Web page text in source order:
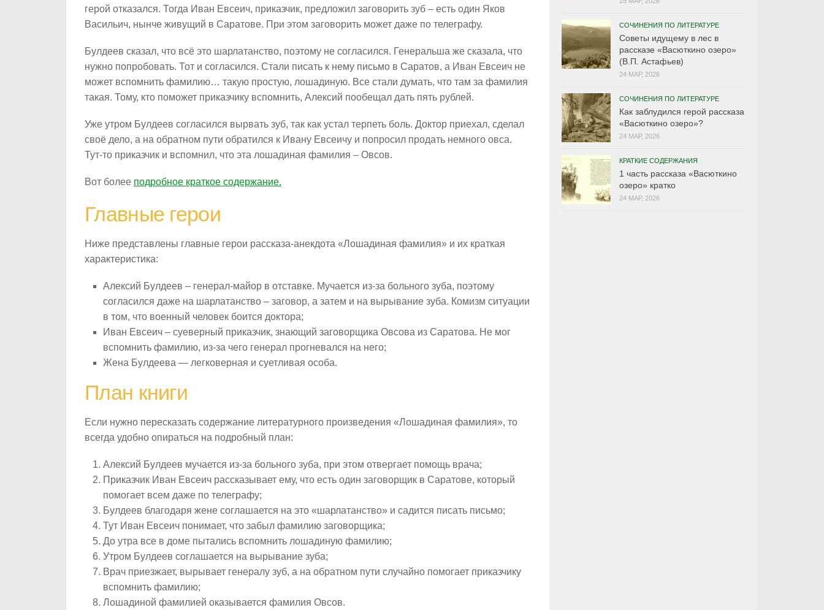
герой отказался. Тогда Иван Евсеич, приказчик, предложил заговорить зуб – есть один Яков
Васильич, нынче живущий в Саратове. При этом заговорить может даже по телеграфу.
Булдеев сказал, что всё это шарлатанство, поэтому не согласился. Генеральша же сказала, что
нужно попробовать. Тот и согласился. Стали писать к нему письмо в Саратов, а Иван Евсеич не
может вспомнить фамилию… такую простую, лошадиную. Все стали думать, что там за фамилия
такая. Тому, кто поможет приказчику вспомнить, Алексий пообещал дать пять рублей.
Уже утром Булдеев согласился вырвать зуб, так как устал терпеть боль. Доктор приехал, сделал
своё дело, а на обратном пути обратился к Ивану Евсеичу и попросил продать немного овса.
Тут-то приказчик и вспомнил, что эта лошадиная фамилия – Овсов.
Вот более подробное краткое содержание.
Главные герои
Ниже представлены главные герои рассказа-анекдота «Лошадиная фамилия» и их краткая
характеристика:
Алексий Булдеев – генерал-майор в отставке. Мучается из-за больного зуба, поэтому
согласился даже на шарлатанство – заговор, а затем и на вырывание зуба. Комизм ситуации
в том, что военный человек боится доктора;
Иван Евсеич – суеверный приказчик, знающий заговорщика Овсова из Саратова. Не мог
вспомнить фамилию, из-за чего генерал прогневался на него;
Жена Булдеева — легковерная и суетливая особа.
План книги
Если нужно пересказать содержание литературного произведения «Лошадиная фамилия», то
всегда удобно опираться на подробный план:
Алексий Булдеев мучается из-за больного зуба, при этом отвергает помощь врача;
Приказчик Иван Евсеич рассказывает ему, что есть один заговорщик в Саратове, который
помогает всем даже по телеграфу;
Булдеев благодаря жене соглашается на это «шарлатанство» и садится писать письмо;
Тут Иван Евсеич понимает, что забыл фамилию заговорщика;
До утра все в доме пытались вспомнить лошадиную фамилию;
Утром Булдеев соглашается на вырывание зуба;
Врач приезжает, вырывает генералу зуб, а на обратном пути случайно помогает приказчику
вспомнить фамилию;
Лошадиной фамилией оказывается фамилия Овсов.
СОЧИНЕНИЯ ПО ЛИТЕРАТУРЕ
Советы идущему в лес в
рассказе «Васюткино озеро»
(В.П. Астафьев)
24 МАР, 2026
СОЧИНЕНИЯ ПО ЛИТЕРАТУРЕ
Как заблудился герой рассказа
«Васюткино озеро»?
24 МАР, 2026
КРАТКИЕ СОДЕРЖАНИЯ
1 часть рассказа «Васюткино
озеро» кратко
24 МАР, 2026